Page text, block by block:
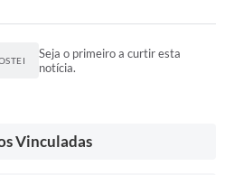
Seja o primeiro a curtir esta
notícia.
Vinculadas